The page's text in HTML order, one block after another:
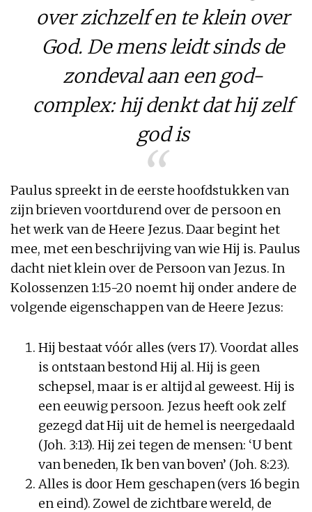
over zichzelf en te klein over
God. De mens leidt sinds de
zondeval aan een god-
complex: hij denkt dat hij zelf
god is
Paulus spreekt in de eerste hoofdstukken van
zijn brieven voortdurend over de persoon en
het werk van de Heere Jezus. Daar begint het
mee, met een beschrijving van wie Hij is. Paulus
dacht niet klein over de Persoon van Jezus. In
Kolossenzen 1:15-20 noemt hij onder andere de
volgende eigenschappen van de Heere Jezus:
Hij bestaat vóór alles (vers 17). Voordat alles
is ontstaan bestond Hij al. Hij is geen
schepsel, maar is er altijd al geweest. Hij is
een eeuwig persoon. Jezus heeft ook zelf
gezegd dat Hij uit de hemel is neergedaald
(Joh. 3:13). Hij zei tegen de mensen: ‘U bent
van beneden, Ik ben van boven’ (Joh. 8:23).
Alles is door Hem geschapen (vers 16 begin
en eind). Zowel de zichtbare wereld, de